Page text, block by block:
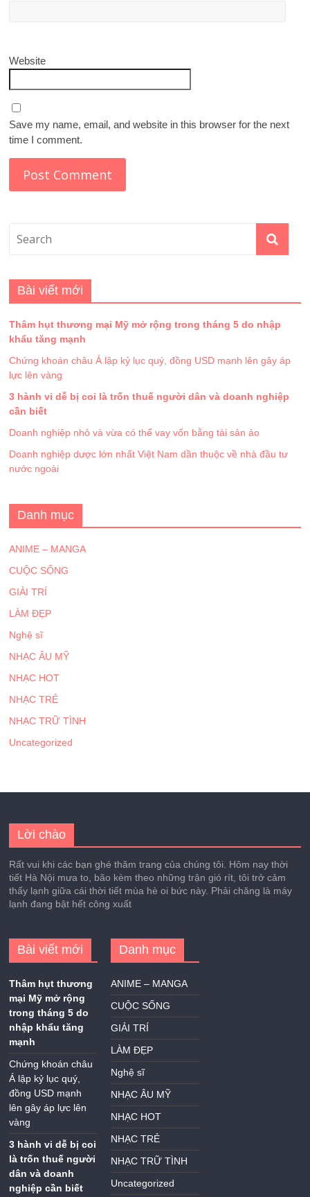
Website
Save my name, email, and website in this browser for the next
time I comment.
Bài viết mới
Thâm hụt thương mại Mỹ mở rộng trong tháng 5 do nhập
khẩu tăng mạnh
Chứng khoán châu Á lập kỷ lục quý, đồng USD mạnh lên gây áp
lực lên vàng
3 hành vi dễ bị coi là trốn thuế người dân và doanh nghiệp
cần biết
Doanh nghiệp nhỏ và vừa có thể vay vốn bằng tài sản ảo
Doanh nghiệp dược lớn nhất Việt Nam dần thuộc về nhà đầu tư
nước ngoài
Danh mục
ANIME – MANGA
CUỘC SỐNG
GIẢI TRÍ
LÀM ĐẸP
Nghệ sĩ
NHẠC ÂU MỸ
NHẠC HOT
NHẠC TRẺ
NHẠC TRỮ TÌNH
Uncategorized
Lời chào
Rất vui khi các bạn ghé thăm trang của chúng tôi. Hôm nay thời
tiết Hà Nội mưa to, bão kèm theo những trận gió rít, tôi trở cảm
thấy lạnh giữa cái thời tiết mùa hè oi bức này. Phải chăng là máy
lạnh đang bật hết công xuất
Bài viết mới
Thâm hụt thương
mại Mỹ mở rộng
trong tháng 5 do
nhập khẩu tăng
mạnh
Chứng khoán châu
Á lập kỷ lục quý,
đồng USD mạnh
lên gây áp lực lên
vàng
3 hành vi dễ bị coi
là trốn thuế người
dân và doanh
nghiệp cần biết
Danh mục
ANIME – MANGA
CUỘC SỐNG
GIẢI TRÍ
LÀM ĐẸP
Nghệ sĩ
NHẠC ÂU MỸ
NHẠC HOT
NHẠC TRẺ
NHẠC TRỮ TÌNH
Uncategorized